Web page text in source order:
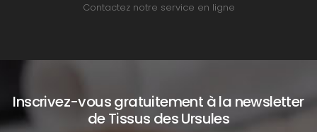
Contactez notre service en ligne
Inscrivez-vous gratuitement à la newsletter
de Tissus des Ursules